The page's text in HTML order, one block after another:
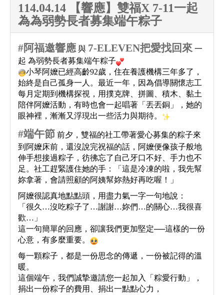
114.04.14 【響應】雙福X 7-11一起
為為弱勢長者募集端午粽子
#阿福邀響應 與 7-ELEVEN把愛找回來 一
起 為弱勢長者募集端午粽子
小琴阿嬤已經高齡92歲，住在養護機構三年多了，
始終是自己孤身一人。最近一年，因為倡導關懷志工
每月定期到機構探視，用撲克牌、拼圖、積木、黏土
陪伴阿嬤活動，有時也會一起唱著「丟丟銅」，她的
眼神裡，漸漸又浮現出一些活力與期待。
#端午節 前夕，雙福的社工帶著愛心募集的粽子來
到阿嬤床前，還沒說完祝福的話，阿嬤便像孩子般地
伸手想接過粽子，彷彿忘了自己牙口不好、手力也不
足。社工趕緊護住她的手：「這是冷凍的啦，我先幫
妳拿著，會請照顧的阿姨幫妳熱好再吃喔！」
阿嬤很認真地點點頭，用盡力氣一字一句地說：
「很久…沒吃粽子了…謝謝…妳們…的關心…我很喜
歡…」
這一句簡單的回應，卻讓我們更加堅定──這樣的一份
心意，有多麼重要。
每一顆粽子，都是一份思念的傳遞，一份被記得的溫
暖。
這個端午，我們誠摯邀請您一起加入「粽愛行動」，
捐出一份粽子的費用、捐出一點點心力，